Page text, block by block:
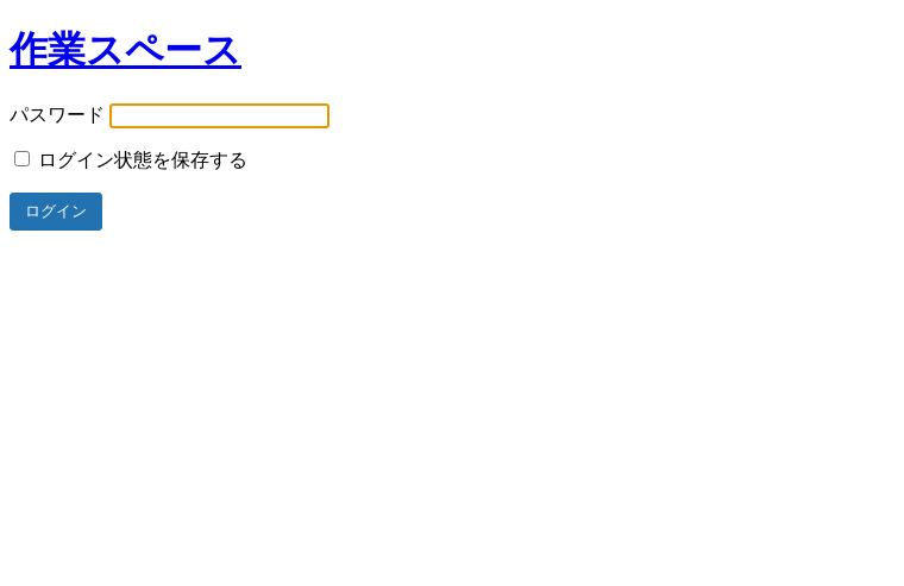
作業スペース
パスワード
ログイン状態を保存する